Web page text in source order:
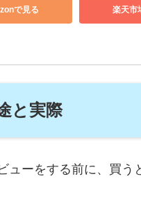
で見る 楽天市
と実際
ューをする前に、買